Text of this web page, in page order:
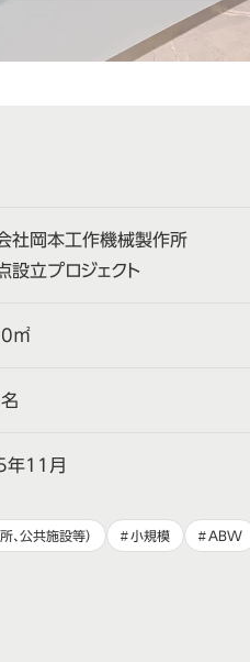
社岡本工作機械製作所
設立プロジェクト
㎡
11月
、公共施設等） 小規模 ABW